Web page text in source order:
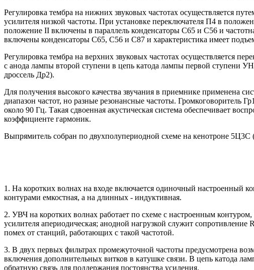
Регулировка тембра на нижних звуковых частотах осуществляется
усилителя низкой частоты. При установке переключателя П4 в
положение II включены в параллель конденсаторы C65 и C56 и
включены конденсаторы C65, C56 и C87 и характеристика имеет
Регулировка тембра на верхних звуковых частотах осуществляется
с анода лампы второй ступени в цепь катода лампы первой ступени
дроссель Др2).
Для получения высокого качества звучания в приемнике применена
диапазон частот, но разные резонансные частоты. Громкоговоритель
около 90 Гц. Такая сдвоенная акустическая система обеспечивает
коэффициенте гармоник.
Выпрямитель собран по двухполупериодной схеме на кенотроне 5Ц3С
1. На коротких волнах на входе включается одиночный настроенный
контурами емкостная, а на длинных - индуктивная.
2. УВЧ на коротких волнах работает по схеме с настроенным
усилителя апериодическая; анодной нагрузкой служит
помех от станций, работающих с такой частотой.
3. В двух первых фильтрах промежуточной частоты предусмотрена
включения дополнительных витков в катушке связи. В цепь катода
обратную связь для поддержания постоянства усиления.